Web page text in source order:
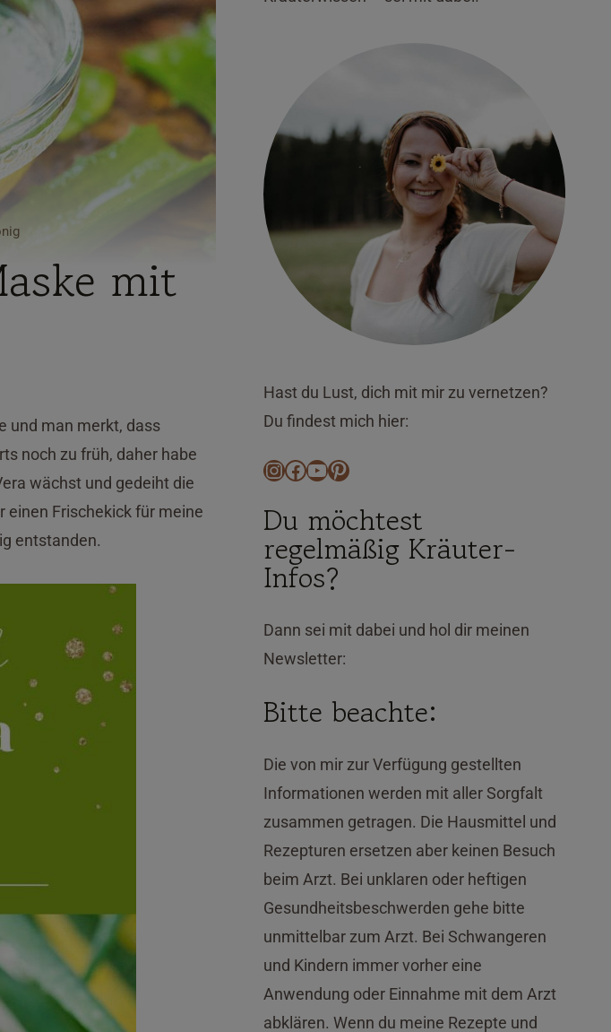
mit
und man merkt, dass
noch zu früh, daher habe
wächst und gedeiht die
einen Frischekick für meine
entstanden.
Hast du Lust, dich mit mir zu vernetzen?
Du findest mich hier:
Instagram
Facebook
YouTube
Pinterest
Du möchtest
regelmäßig Kräuter-
Infos?
Dann sei mit dabei und hol dir meinen
Newsletter:
Bitte beachte:
Die von mir zur Verfügung gestellten
Informationen werden mit aller Sorgfalt
zusammen getragen. Die Hausmittel und
Rezepturen ersetzen aber keinen Besuch
beim Arzt. Bei unklaren oder heftigen
Gesundheitsbeschwerden gehe bitte
unmittelbar zum Arzt. Bei Schwangeren
und Kindern immer vorher eine
Anwendung oder Einnahme mit dem Arzt
abklären. Wenn du meine Rezepte und